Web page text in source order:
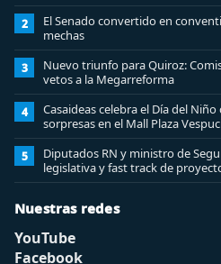
2
El Senado convertido en
mechas
3
Nuevo triunfo para Quiroz:
vetos a la Megarreforma
4
Casaideas celebra el Día del
sorpresas en el Mall Plaza
5
Diputados RN y ministro de
legislativa y fast track de
Nuestras redes
YouTube
Facebook